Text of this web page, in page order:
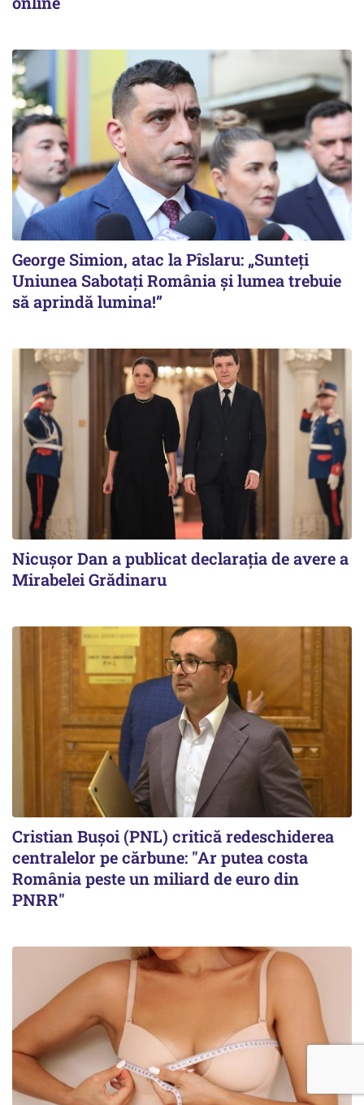
George Simion, atac la Pîslaru: „Sunteți
Uniunea Sabotați România și lumea trebuie
să aprindă lumina!”
Nicuşor Dan a publicat declaraţia de avere a
Mirabelei Grădinaru
Cristian Bușoi (PNL) critică redeschiderea
centralelor pe cărbune: "Ar putea costa
România peste un miliard de euro din
PNRR"